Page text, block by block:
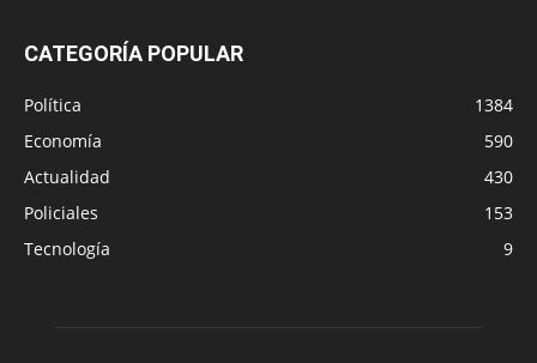
CATEGORÍA POPULAR
Política
1384
Economía
590
Actualidad
430
Policiales
153
Tecnología
9